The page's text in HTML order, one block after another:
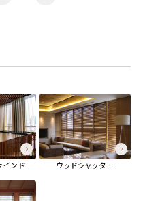
ンド ウッドシャッター